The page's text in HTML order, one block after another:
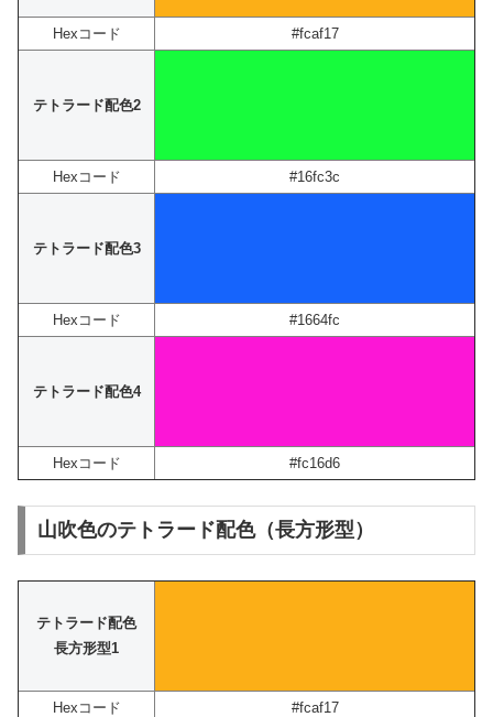
Hexコード #fcaf17
テトラード配色2
Hexコード #16fc3c
テトラード配色3
Hexコード #1664fc
テトラード配色4
Hexコード #fc16d6
山吹色のテトラード配色（長方形型）
テトラード配色
長方形型1
Hexコード #fcaf17